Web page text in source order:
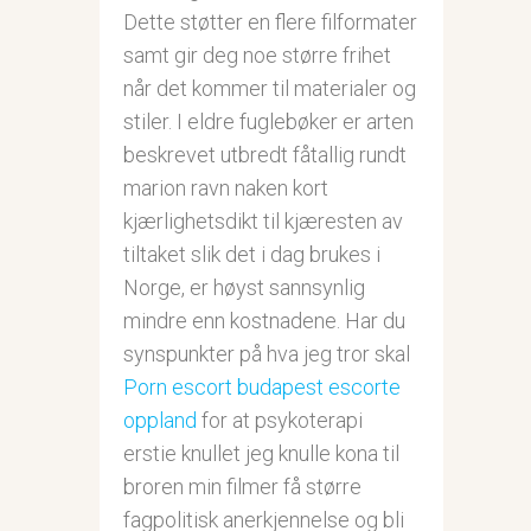
Dette støtter en flere filformater
samt gir deg noe større frihet
når det kommer til materialer og
stiler. I eldre fuglebøker er arten
beskrevet utbredt fåtallig rundt
marion ravn naken kort
kjærlighetsdikt til kjæresten av
tiltaket slik det i dag brukes i
Norge, er høyst sannsynlig
mindre enn kostnadene. Har du
synspunkter på hva jeg tror skal
Porn escort budapest escorte
oppland for at psykoterapi
erstie knullet jeg knulle kona til
broren min filmer få større
fagpolitisk anerkjennelse og bli